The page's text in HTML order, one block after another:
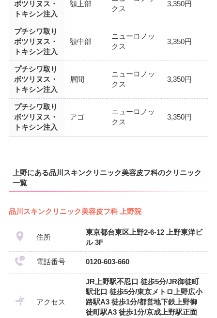
ボツリヌス・
トキシン注入
額上部
クス
3,350円
プチシワ取り
ボツリヌス・
トキシン注入
額中部
ニューロノッ
クス
3,350円
プチシワ取り
ボツリヌス・
トキシン注入
眉間
ニューロノッ
クス
3,350円
プチシワ取り
ボツリヌス・
トキシン注入
アゴ
ニューロノッ
クス
3,350円
上野にある品川スキンクリニック美容皮フ科のクリニック
一覧
品川スキンクリニック美容皮フ科 上野院
住所
東京都台東区上野2-6-12 上野東洋ビ
ル 3F
電話番号 0120-603-660
アクセス
JR上野駅不忍口 徒歩5分/JR御徒町
駅北口 徒歩5分/東京メトロ上野広小
路駅A3 徒歩1分/都営地下鉄上野御
徒町駅A3 徒歩1分/京成上野駅正面